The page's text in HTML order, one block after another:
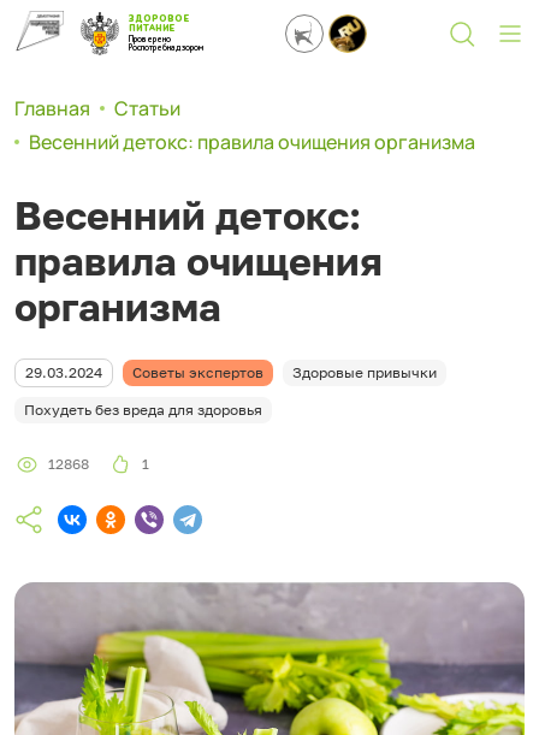
ЗДОРОВОЕ
ПИТАНИЕ
Проверено
Роспотребнадзором
Главная
Статьи
Весенний детокс: правила очищения организма
Весенний детокс:
правила очищения
организма
29.03.2024 Советы экспертов Здоровые привычки
Похудеть без вреда для здоровья
12868 1